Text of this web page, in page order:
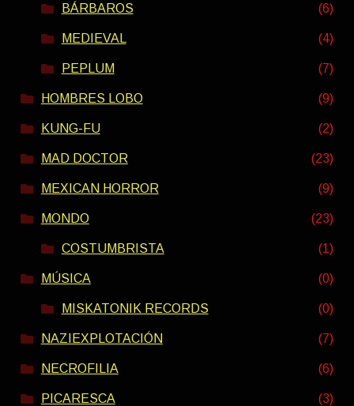
BÁRBAROS (6)
MEDIEVAL (4)
PEPLUM (7)
HOMBRES LOBO (9)
KUNG-FU (2)
MAD DOCTOR (23)
MEXICAN HORROR (9)
MONDO (23)
COSTUMBRISTA (1)
MÚSICA (0)
MISKATONIK RECORDS (0)
NAZIEXPLOTACIÓN (7)
NECROFILIA (6)
PICARESCA (3)